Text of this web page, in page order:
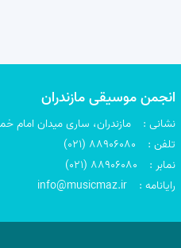
انجمن موسیقی مازندران
نشانی :
مازندران، ساری میدان امام
تلفن :
(021) 88906080
نمابر :
(021) 88906080
رایانامه :
info@musicmaz.ir